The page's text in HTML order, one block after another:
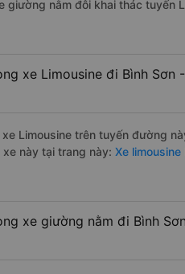
giường nằm đôi khai thác tuyến
xe Limousine đi Bình Sơn
Limousine trên tuyến đường
này tại trang này: Xe
xe giường nằm đi Bình